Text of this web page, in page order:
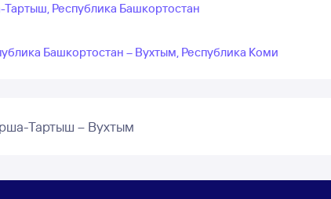
Республика Башкортостан
Башкортостан – Вухтым, Республика Коми
Тартыш – Вухтым